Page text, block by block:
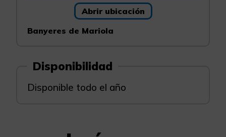
Abrir ubicación
Banyeres de Mariola
Disponibilidad
Disponible todo el año